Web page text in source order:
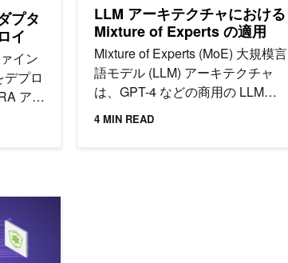
プタ
イ
イン
プロ
アダ
LLM アーキテクチャにおける
Mixture of Experts の適用
Mixture of Experts (MoE) 大規模言
語モデル (LLM) アーキテクチャ
は、GPT-4 などの商用の LLM
と…
4 MIN READ